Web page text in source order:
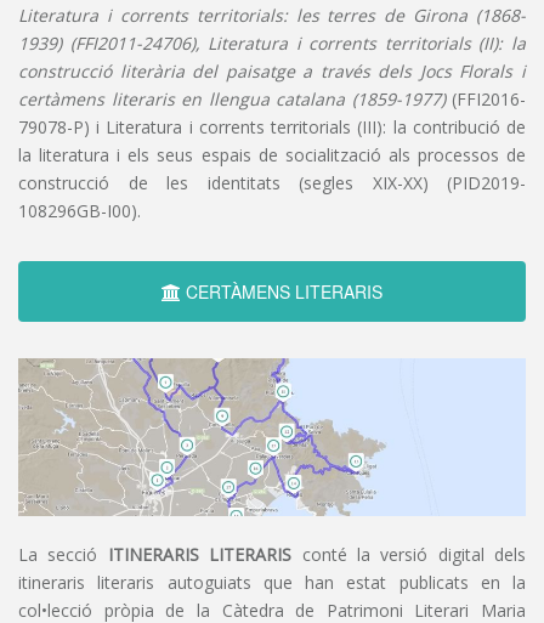
Literatura i corrents territorials: les terres de Girona (1868-
1939) (FFI2011-24706), Literatura i corrents territorials (II): la
construcció literària del paisatge a través dels Jocs Florals i
certàmens literaris en llengua catalana (1859-1977)(FFI2016-
79078-P) i Literatura i corrents territorials (III): la contribució de
la literatura i els seus espais de socialització als processos de
construcció de les identitats (segles XIX-XX) (PID2019-
108296GB-I00).
CERTÀMENS LITERARIS
La secció ITINERARIS LITERARIS conté la versió digital dels
itineraris literaris autoguiats que han estat publicats en la
col•lecció pròpia de la Càtedra de Patrimoni Literari Maria